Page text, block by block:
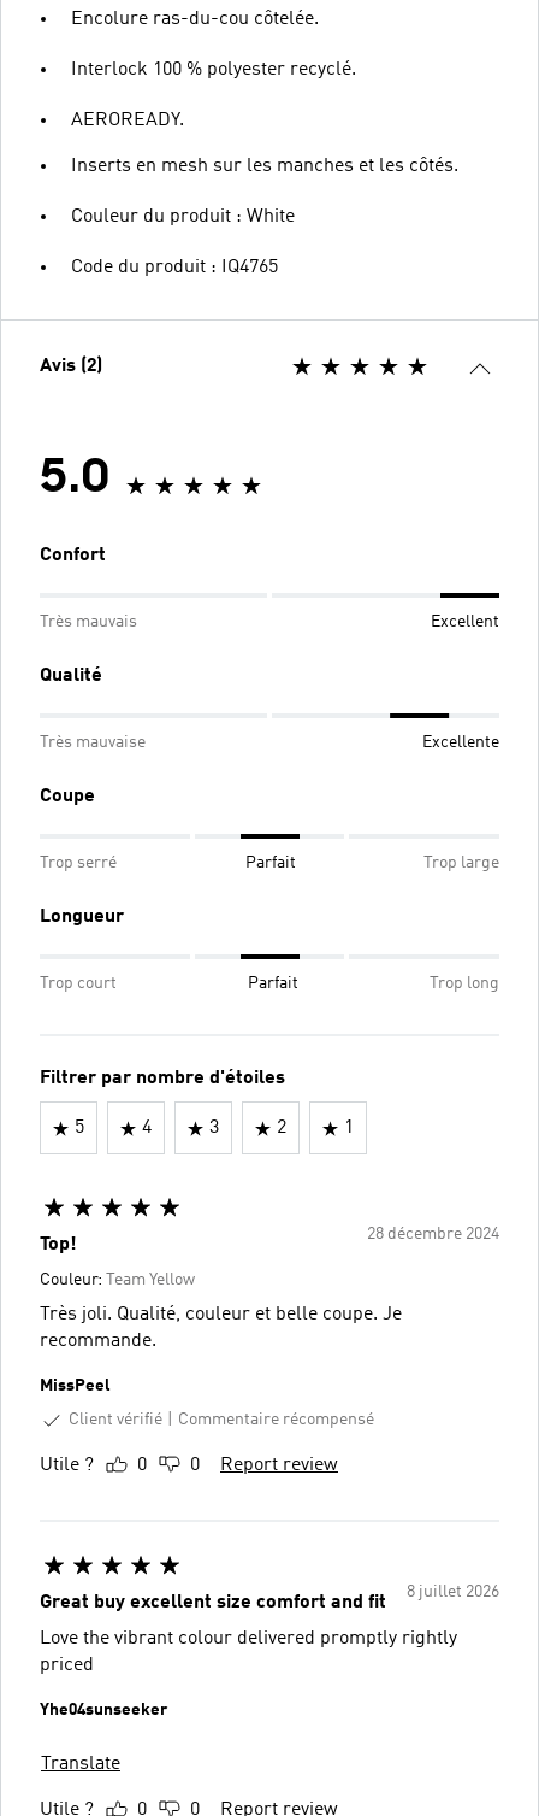
Encolure ras-du-cou côtelée.
Interlock 100 % polyester recyclé.
AEROREADY.
Inserts en mesh sur les manches et les côtés.
Couleur du produit : White
Code du produit : IQ4765
Avis (2)
5.0
Confort
Très mauvais Excellent
Qualité
Très mauvaise Excellente
Coupe
Trop serré Parfait Trop large
Longueur
Trop court Parfait Trop long
Filtrer par nombre d'étoiles
5 4 3 2 1
28 décembre 2024
Top!
Couleur: Team Yellow
Très joli. Qualité, couleur et belle coupe. Je
recommande.
MissPeel
Client vérifié
Commentaire récompensé
Utile ? 0 0 Report review
8 juillet 2026
Great buy excellent size comfort and fit
Love the vibrant colour delivered promptly rightly
priced
Yhe04sunseeker
Translate
Utile ? 0 0 Report review